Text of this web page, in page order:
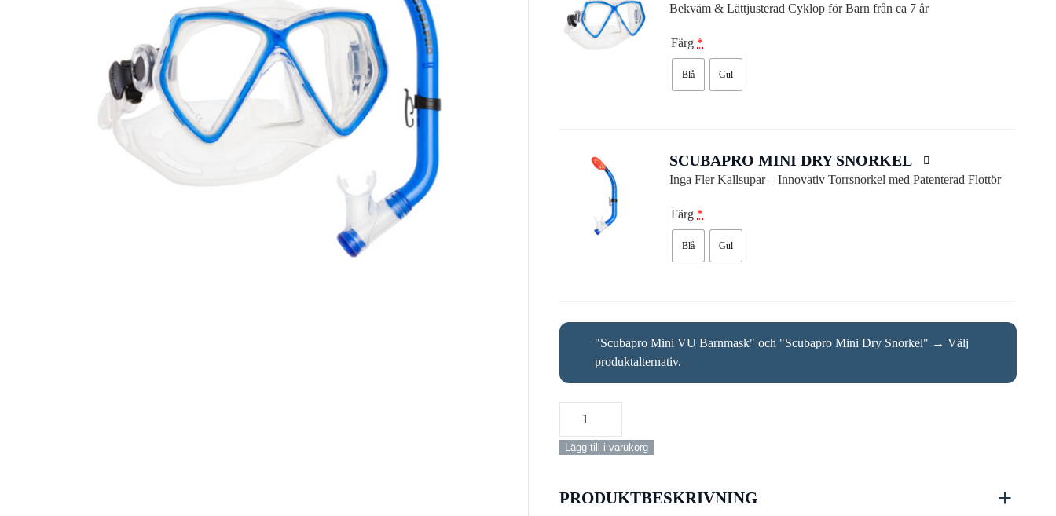
Bekväm & Lättjusterad Cyklop för Barn från ca 7 år
Färg *
Blå Gul
SCUBAPRO MINI DRY SNORKEL
Inga Fler Kallsupar – Innovativ Torrsnorkel med Patenterad Flottör
Färg *
Blå Gul
"Scubapro Mini VU Barnmask" och "Scubapro Mini Dry Snorkel" → Välj
produktalternativ.
Platinum
Lägg till i varukorg
PRODUKTBESKRIVNING